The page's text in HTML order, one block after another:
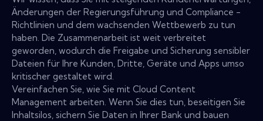
Änderungen der Regierungsführung und Compliance -
Richtlinien und dem wachsenden Wettbewerb zu tun
haben. Die Zusammenarbeit ist weit verbreitet
geworden, wodurch die Freigabe und Sicherung sensibler
Dateien für Ihre Kunden, Dritte, Geräte und Apps umso
kritischer gestaltet wird.
Vereinfachen Sie, wie Sie mit Cloud Content
Management arbeiten. Wenn Sie dies tun, beseitigen Sie
Inhaltsilos, sichern Sie Daten in Ihrer Bank und bauen